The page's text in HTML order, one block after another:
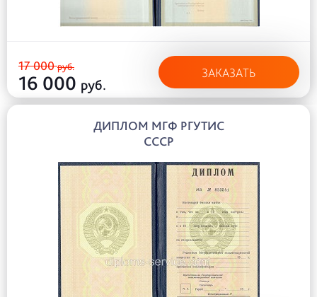
17 000руб.
16 000 руб.
ЗАКАЗАТЬ
ДИПЛОМ МГФ РГУТИС
СССР